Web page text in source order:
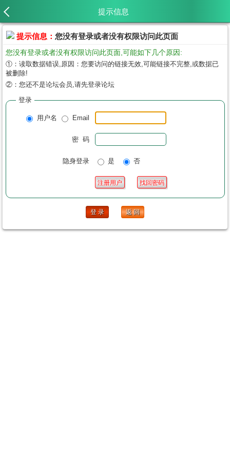
提示信息
提示信息： 您没有登录或者没有权限访问此页面
您没有登录或者没有权限访问此页面,可能如下几个原因:
①：读取数据错误,原因：您要访问的链接无效,可能链接不完整,或数据已
被删除!
②：您还不是论坛会员,请先登录论坛
登录
用户名 Email
密 码
隐身登录 是 否